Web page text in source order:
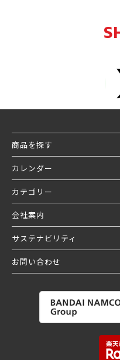
商品を探す
カレンダー
カテゴリー
会社案内
サステナビリティ
お問い合わせ